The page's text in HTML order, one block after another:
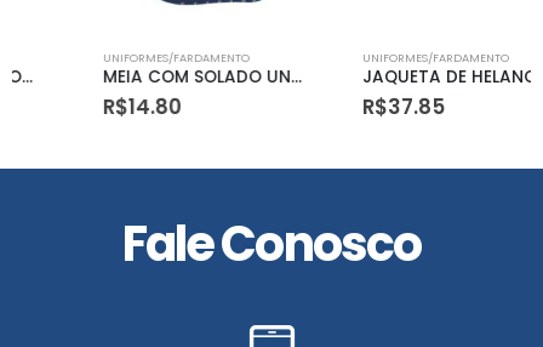
UNIFORMES/FARDAMENTO
MEIA COM SOLADO UNISSEX:
14.80
UNIFORMES/FARDAMENTO
JAQUETA DE HELANCA 100% POLIAMIDA
37.85
Fale Conosco